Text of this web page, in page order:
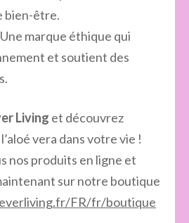
bien-être.
marque éthique qui
et soutient des
Living et découvrez
vera dans votre vie !
nos produits en ligne et
sur notre boutique
FR/fr/boutique